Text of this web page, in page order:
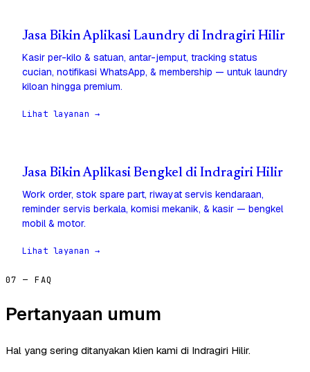
Jasa Bikin Aplikasi Laundry di Indragiri Hilir
Kasir per-kilo & satuan, antar-jemput, tracking status
cucian, notifikasi WhatsApp, & membership — untuk laundry
kiloan hingga premium.
Lihat layanan →
Jasa Bikin Aplikasi Bengkel di Indragiri Hilir
Work order, stok spare part, riwayat servis kendaraan,
reminder servis berkala, komisi mekanik, & kasir — bengkel
mobil & motor.
Lihat layanan →
07 — FAQ
Pertanyaan umum
Hal yang sering ditanyakan klien kami di Indragiri Hilir.